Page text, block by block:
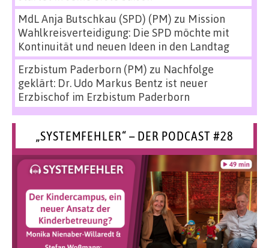
MdL Anja Butschkau (SPD) (PM) zu Mission
Wahlkreisverteidigung: Die SPD möchte mit
Kontinuität und neuen Ideen in den Landtag
Erzbistum Paderborn (PM) zu Nachfolge
geklärt: Dr. Udo Markus Bentz ist neuer
Erzbischof im Erzbistum Paderborn
„SYSTEMFEHLER“ – DER PODCAST #28